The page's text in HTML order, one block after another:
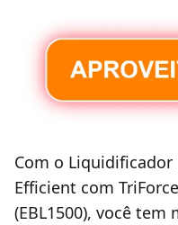
Com o Liquidificador
Efficient com
(EBL1500), você